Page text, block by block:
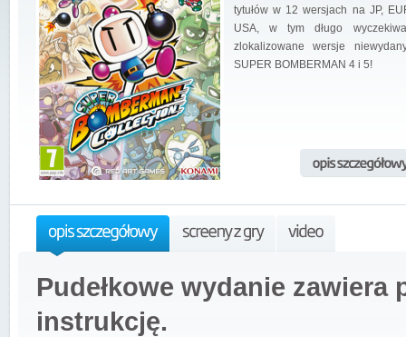
tytułów w 12 wersjach na JP,
USA, w tym długo
zlokalizowane wersje
SUPER BOMBERMAN 4 i 5!
Pudełkowe wydanie zawiera
instrukcję.